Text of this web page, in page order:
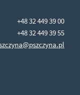
+48 32 449 39 00
+48 32 449 39 55